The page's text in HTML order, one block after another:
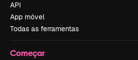
API
App móvel
Todas as ferramentas
Começar